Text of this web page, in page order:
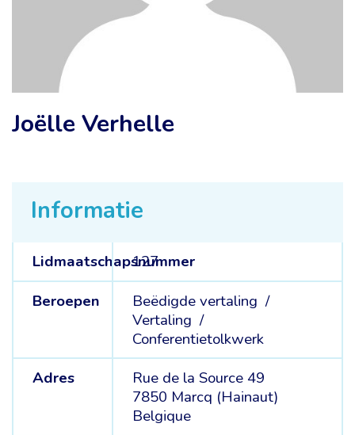
Informatie
Lidmaatschapsnummer
127
Beroepen
Beëdigde vertaling /
Vertaling /
Conferentietolkwerk
Adres
Rue de la Source 49
7850 Marcq (Hainaut)
Belgique
Joëlle Verhelle